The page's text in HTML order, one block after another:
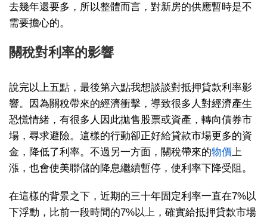
去幾年還要多，所以整體而言，對新房的供應暫時是不
需要擔心的。
關稅對利率的影響
說完以上五點，最後第六點我想談談對抵押貸款利率影
響。因為關稅帶來的經濟衝擊，導致很多人對經濟產生
恐慌情緒，有很多人因此拋售股票或資產，轉向債券市
場，尋求避險。這樣的行動卻正好給貸款市場更多的資
金，降低了利率。不過另一方面，關稅帶來的物價上
漲，也會使美聯儲的降息繼續暫停，使利率下降受阻。
在這樣的背景之下，近期的三十年固定利率一直在7%以
下浮動，比前一段時間的7%以上，確實給抵押貸款市場